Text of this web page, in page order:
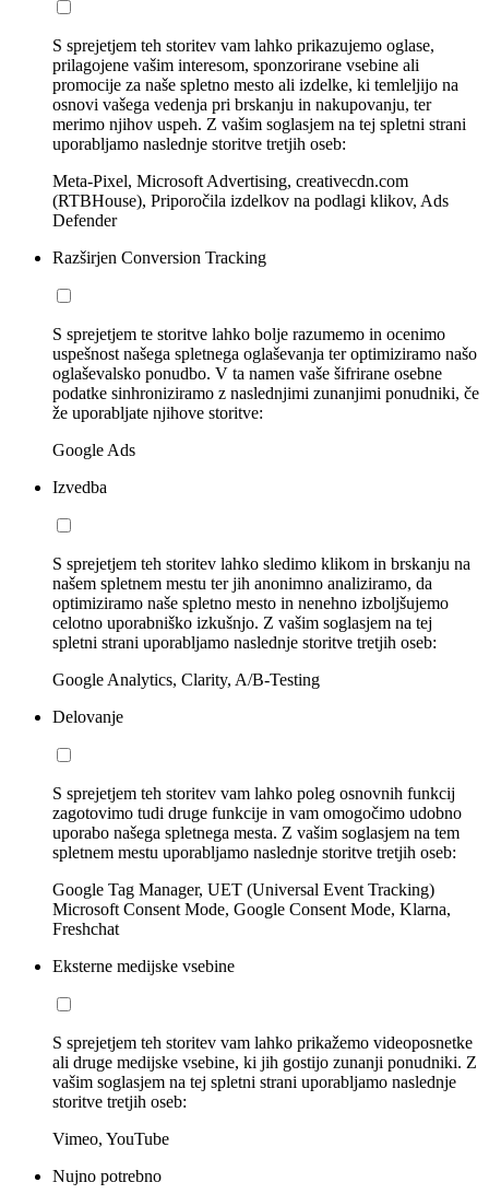
S sprejetjem teh storitev vam lahko prikazujemo oglase,
prilagojene vašim interesom, sponzorirane vsebine ali
promocije za naše spletno mesto ali izdelke, ki temleljijo na
osnovi vašega vedenja pri brskanju in nakupovanju, ter
merimo njihov uspeh. Z vašim soglasjem na tej spletni strani
uporabljamo naslednje storitve tretjih oseb:
Meta-Pixel, Microsoft Advertising, creativecdn.com
(RTBHouse), Priporočila izdelkov na podlagi klikov, Ads
Defender
Razširjen Conversion Tracking
S sprejetjem te storitve lahko bolje razumemo in ocenimo
uspešnost našega spletnega oglaševanja ter optimiziramo našo
oglaševalsko ponudbo. V ta namen vaše šifrirane osebne
podatke sinhroniziramo z naslednjimi zunanjimi ponudniki, če
že uporabljate njihove storitve:
Google Ads
Izvedba
S sprejetjem teh storitev lahko sledimo klikom in brskanju na
našem spletnem mestu ter jih anonimno analiziramo, da
optimiziramo naše spletno mesto in nenehno izboljšujemo
celotno uporabniško izkušnjo. Z vašim soglasjem na tej
spletni strani uporabljamo naslednje storitve tretjih oseb:
Google Analytics, Clarity, A/B-Testing
Delovanje
S sprejetjem teh storitev vam lahko poleg osnovnih funkcij
zagotovimo tudi druge funkcije in vam omogočimo udobno
uporabo našega spletnega mesta. Z vašim soglasjem na tem
spletnem mestu uporabljamo naslednje storitve tretjih oseb:
Google Tag Manager, UET (Universal Event Tracking)
Microsoft Consent Mode, Google Consent Mode, Klarna,
Freshchat
Eksterne medijske vsebine
S sprejetjem teh storitev vam lahko prikažemo videoposnetke
ali druge medijske vsebine, ki jih gostijo zunanji ponudniki. Z
vašim soglasjem na tej spletni strani uporabljamo naslednje
storitve tretjih oseb:
Vimeo, YouTube
Nujno potrebno